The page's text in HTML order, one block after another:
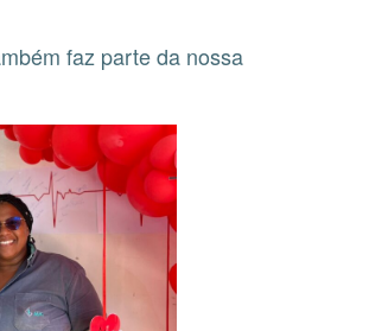
faz parte da nossa